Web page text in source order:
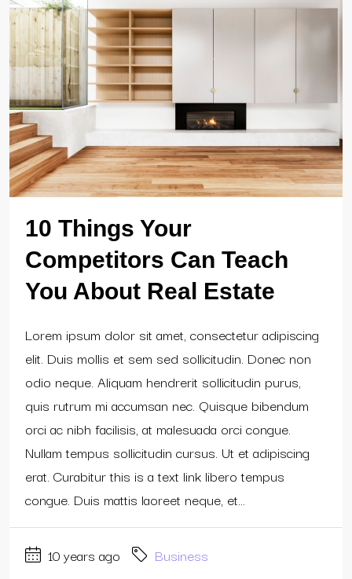
10 Things Your
Competitors Can Teach
You About Real Estate
Lorem ipsum dolor sit amet, consectetur adipiscing
elit. Duis mollis et sem sed sollicitudin. Donec non
odio neque. Aliquam hendrerit sollicitudin purus,
quis rutrum mi accumsan nec. Quisque bibendum
orci ac nibh facilisis, at malesuada orci congue.
Nullam tempus sollicitudin cursus. Ut et adipiscing
erat. Curabitur this is a text link libero tempus
congue. Duis mattis laoreet neque, et...
10 years ago Business